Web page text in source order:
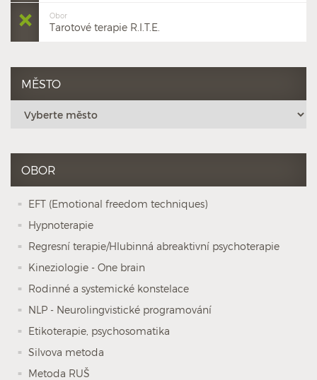
Obor
Tarotové terapie R.I.T.E.
MĚSTO
OBOR
EFT (Emotional freedom techniques)
Hypnoterapie
Regresní terapie/Hlubinná abreaktivní psychoterapie
Kineziologie - One brain
Rodinné a systemické konstelace
NLP - Neurolingvistické programování
Etikoterapie, psychosomatika
Silvova metoda
Metoda RUŠ